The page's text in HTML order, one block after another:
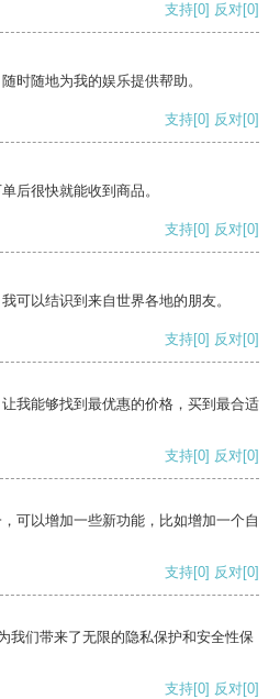
支持[0] 反对[0]
时随地为我的娱乐提供帮助。
支持[0] 反对[0]
后很快就能收到商品。
支持[0] 反对[0]
可以结识到来自世界各地的朋友。
支持[0] 反对[0]
我能够找到最优惠的价格，买到最合适
支持[0] 反对[0]
可以增加一些新功能，比如增加一个自
支持[0] 反对[0]
我们带来了无限的隐私保护和安全性保
支持[0] 反对[0]